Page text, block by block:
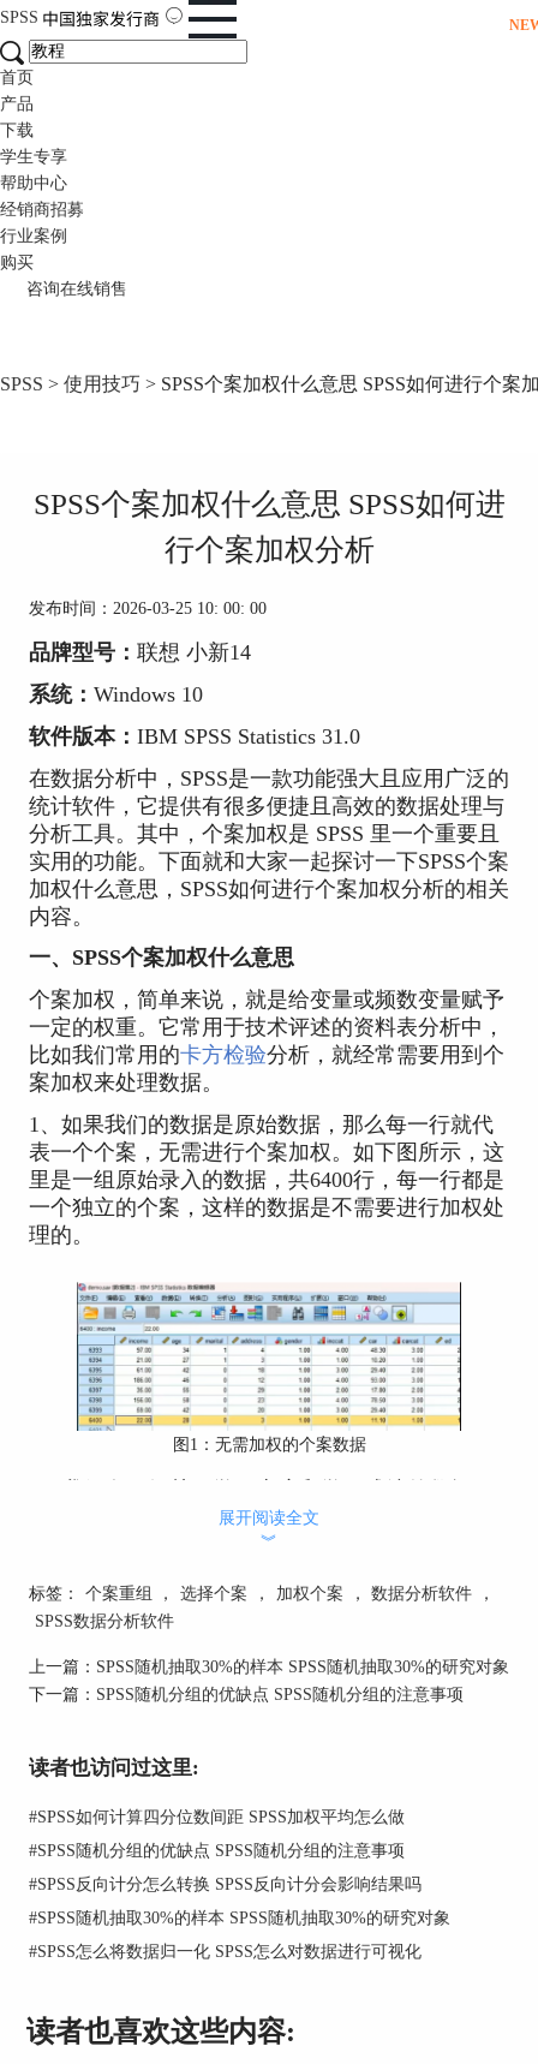
SPSS
首页
产品
下载
学生专享
帮助中心
经销商招募
行业案例
购买
咨询在线销售
SPSS > 使用技巧 > SPSS个案加权什么意思 SPSS如何进行个案
SPSS个案加权什么意思 SPSS如何进
行个案加权分析
发布时间：2026-03-25 10: 00: 00
品牌型号： 联想 小新14
系统： Windows 10
软件版本： IBM SPSS Statistics 31.0
在数据分析中，SPSS是一款功能强大且应用广泛的
统计软件，它提供有很多便捷且高效的数据处理与
分析工具。其中，个案加权是 SPSS 里一个重要且
实用的功能。下面就和大家一起探讨一下SPSS个案
加权什么意思，SPSS如何进行个案加权分析的相关
内容。
一、SPSS个案加权什么意思
个案加权，简单来说，就是给变量或频数变量赋予
一定的权重。它常用于技术评述的资料表分析中，
比如我们常用的卡方检验分析，就经常需要用到个
案加权来处理数据。
1、如果我们的数据是原始数据，那么每一行就代
表一个个案，无需进行个案加权。如下图所示，这
里是一组原始录入的数据，共6400行，每一行都是
一个独立的个案，这样的数据是不需要进行加权处
理的。
图1：无需加权的个案数据
想要分析它们之间的关系。而这些要分析的数据是
经过统计整理的，那么就需要对个案进行加权，给
么就只有四个个案，即认为只有四个人。但实际
上，人数远不止四个。
3、如下图所示，学习态度认真且学习成绩在良好
及以上的人数有50个，学习态度认真但学习成绩差
时，就只会把这四个个案纳入分析，这显然是不准
确的。为了能进行准确的分析，这就需要对人数这
个变量进行加权。
图2：需要加权处理的个案数据
展开阅读全文
︾
标签： 个案重组 ， 选择个案 ， 加权个案 ， 数据分析软件
，
SPSS数据分析软件
上一篇： SPSS随机抽取30%的样本 SPSS随机抽取30%的研究对象
下一篇： SPSS随机分组的优缺点 SPSS随机分组的注意事项
读者也访问过这里:
#SPSS如何计算四分位数间距 SPSS加权平均怎么做
#SPSS随机分组的优缺点 SPSS随机分组的注意事项
#SPSS反向计分怎么转换 SPSS反向计分会影响结果吗
#SPSS随机抽取30%的样本 SPSS随机抽取30%的研究对象
#SPSS怎么将数据归一化 SPSS怎么对数据进行可视化
读者也喜欢这些内容: